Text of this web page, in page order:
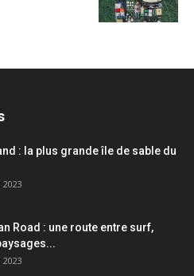
: la plus grande île de sable du
Road : une route entre surf,